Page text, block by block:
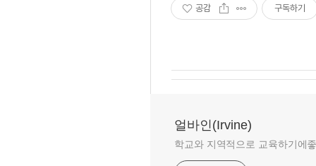
공감 구독하기
얼바인(Irvine)
학교와 지역적으로 교육하기에